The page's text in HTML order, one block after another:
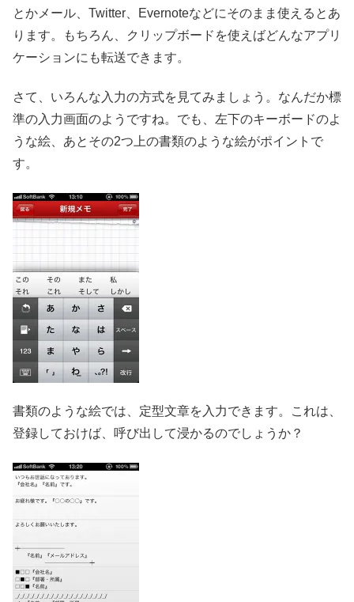
とかメール、Twitter、Evernoteなどにそのまま使えるとあ
ります。もちろん、クリップボードを使えばどんなアプリ
ケーションにも転送できます。
さて、いろんな入力の方式を見てみましょう。なんだか標
準の入力画面のようですね。でも、左下のキーボードのよ
うな絵、あとその2つ上の書類のような絵がポイントで
す。
書類のような絵では、定型文章を入力できます。これは、
登録しておけば、呼び出して浸かるのでしょうか？